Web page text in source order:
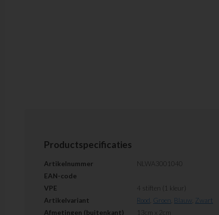
Productspecificaties
Artikelnummer
NLWA3001040
EAN-code
VPE
4 stiften (1 kleur)
Artikelvariant
Rood Groen Blauw Zwart
Afmetingen (buitenkant)
13cm x 2cm